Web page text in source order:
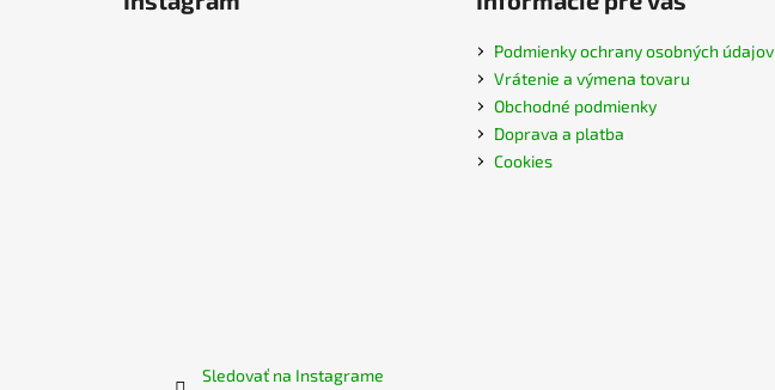
Sledovať na Instagrame
Podmienky ochrany osobných údajov
Vrátenie a výmena tovaru
Obchodné podmienky
Doprava a platba
Cookies